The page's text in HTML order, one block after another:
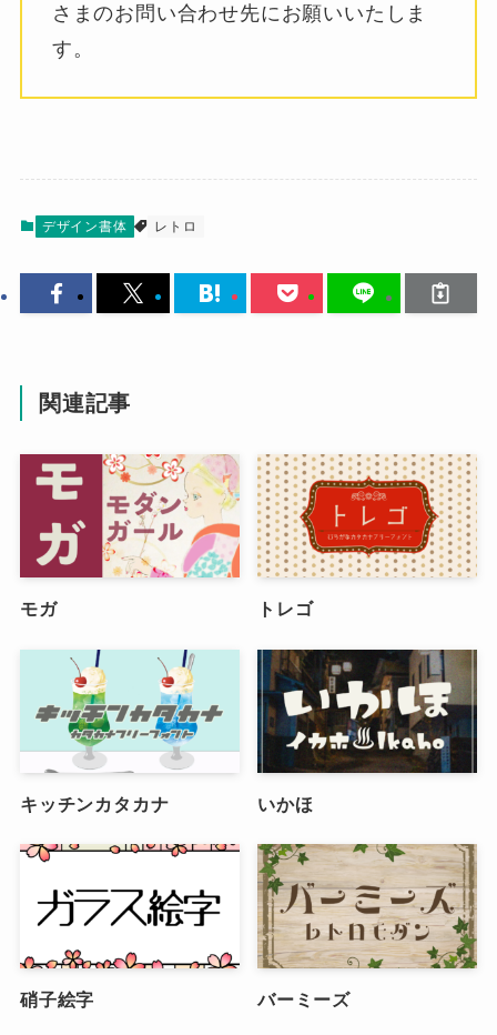
さまのお問い合わせ先にお願いいたしま
す。
デザイン書体 レトロ
関連記事
モガ トレゴ
キッチンカタカナ いかほ
硝子絵字 バーミーズ